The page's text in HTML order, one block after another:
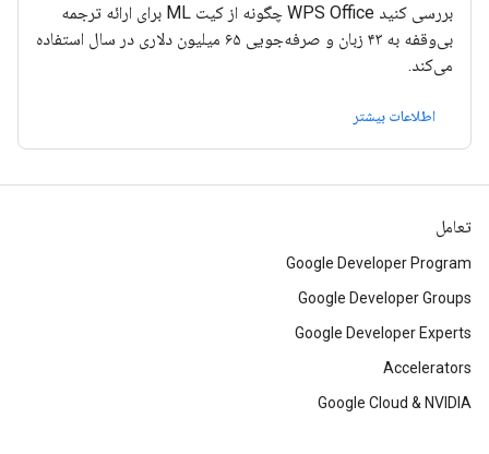
بررسی کنید WPS Office چگونه از کیت ML برای ارائه ترجمه
بی‌وقفه به ۴۳ زبان و صرفه‌جویی ۶۵ میلیون دلاری در سال استفاده
می‌کند.
اطلاعات بیشتر
تعامل
Google Developer Program
Google Developer Groups
Google Developer Experts
Accelerators
Google Cloud & NVIDIA